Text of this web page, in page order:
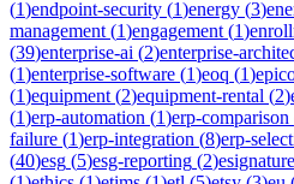
(1)endpoint-security (1)energy (3)
management (1)engagement (1)
(39)enterprise-ai (2)enterprise-
(1)enterprise-software (1)eoq (1)
(1)equipment (2)equipment-rental (2)
(1)erp-automation (1)erp-comparison
failure (1)erp-integration (8)erp-
(40)esg (5)esg-reporting (2)esignature